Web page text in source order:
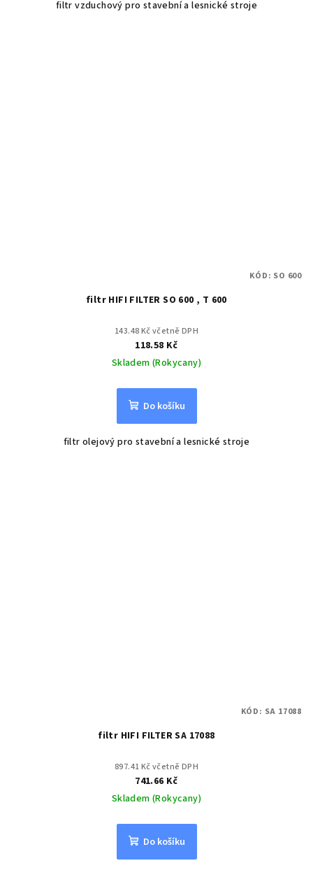
filtr vzduchový pro stavební a lesnické stroje
filtr HIFI FILTER SO 600 , T 600
143.48 Kč včetně DPH
118.58 Kč
Skladem (Rokycany)
Do košíku
filtr olejový pro stavební a lesnické stroje
KÓD: SO 600
filtr HIFI FILTER SA 17088
897.41 Kč včetně DPH
741.66 Kč
Skladem (Rokycany)
Do košíku
KÓD: SA 17088